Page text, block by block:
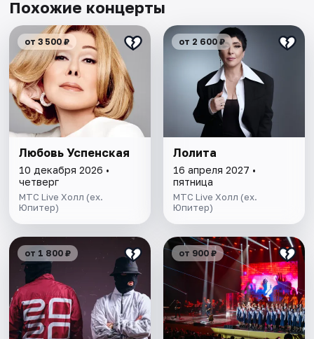
Похожие концерты
от 3 500 ₽
Любовь Успенская
10 декабря 2026 •
четверг
МТС Live Холл (ex.
Юпитер)
от 2 600 ₽
Лолита
16 апреля 2027 •
пятница
МТС Live Холл (ex.
Юпитер)
от 1 800 ₽ от 900 ₽